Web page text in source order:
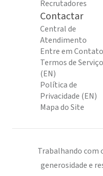
Recrutadores
Contactar
Central de
Atendimento
Entre em Contato
Termos de Serviço
(EN)
Política de
Privacidade (EN)
Mapa do Site
Trabalhando com
generosidade e